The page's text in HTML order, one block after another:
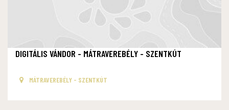
DIGITÁLIS VÁNDOR - MÁTRAVEREBÉLY - SZENTKÚT
MÁTRAVEREBÉLY - SZENTKÚT